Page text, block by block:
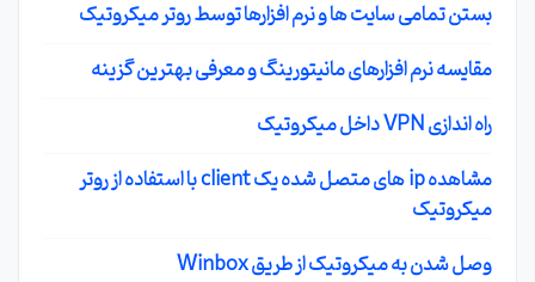
بستن تمامی سایت ها و نرم افزارها توسط روتر میکروتیک
مقایسه نرم افزارهای مانیتورینگ و معرفی بهترین گزینه
راه اندازی VPN داخل میکروتیک
مشاهده ip های متصل شده یک client با استفاده از روتر
میکروتیک
وصل شدن به میکروتیک از طریق Winbox